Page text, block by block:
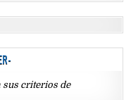
sus criterios de